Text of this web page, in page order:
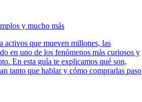
y mucho más
activos que mueven millones, las
en uno de los fenómenos más curiosos y
En esta guía te explicamos qué son,
tanto que hablar y cómo comprarlas paso